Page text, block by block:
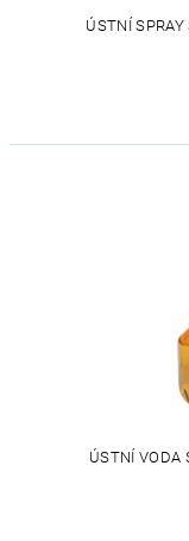
ÚSTNÍ
ÚSTNÍ VODA